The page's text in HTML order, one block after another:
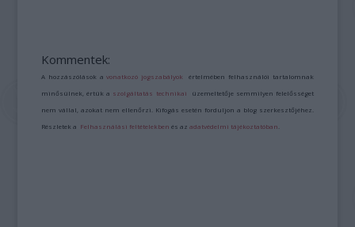
Kommentek:
A hozzászólások avonatkozó jogszabályok értelmében felhasználói tartalomnak
minősülnek, értük a szolgáltatás technikai üzemeltetője semmilyen felelősséget
nem vállal, azokat nem ellenőrzi. Kifogás esetén forduljon a blog szerkesztőjéhez.
Részletek a Felhasználási feltételekben és azadatvédelmi tájékoztatóban